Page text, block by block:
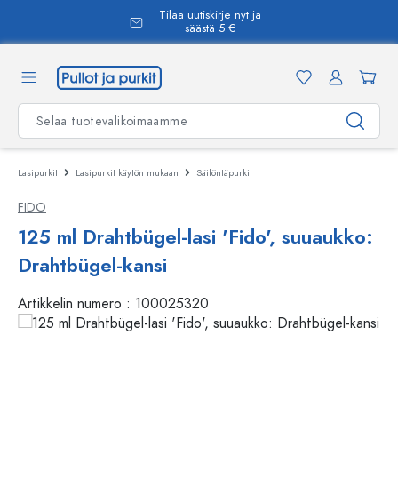
Tilaa uutiskirje nyt ja
säästä 5 €
Lasipurkit Lasipurkit käytön mukaan Säilöntäpurkit
FIDO
125 ml Drahtbügel-lasi 'Fido', suuaukko:
Drahtbügel-kansi
Artikkelin numero : 100025320